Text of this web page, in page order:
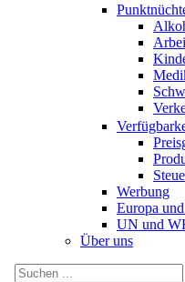
Werbung
Europa
UN und
Über uns